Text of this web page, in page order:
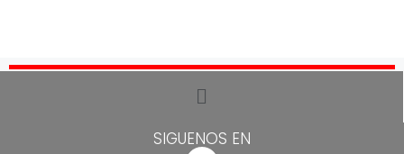
SIGUENOS EN